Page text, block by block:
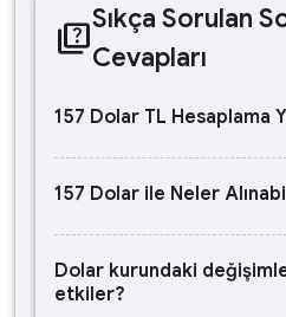
quizSıkça Sorulan
Cevapları
157 Dolar TL Hesaplama
157 Dolar ile Neler
Dolar kurundaki
etkiler?